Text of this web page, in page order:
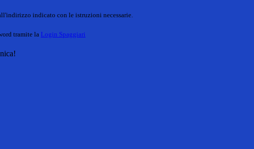
indicato con le istruzioni necessarie.
tramite la Login Spaggiari